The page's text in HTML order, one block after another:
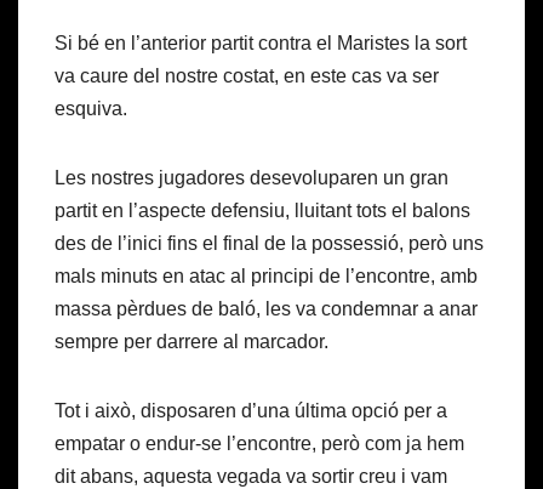
Si bé en l’anterior partit contra el Maristes la sort
va caure del nostre costat, en este cas va ser
esquiva.
Les nostres jugadores desevoluparen un gran
partit en l’aspecte defensiu, lluitant tots el balons
des de l’inici fins el final de la possessió, però uns
mals minuts en atac al principi de l’encontre, amb
massa pèrdues de baló, les va condemnar a anar
sempre per darrere al marcador.
Tot i això, disposaren d’una última opció per a
empatar o endur-se l’encontre, però com ja hem
dit abans, aquesta vegada va sortir creu i vam